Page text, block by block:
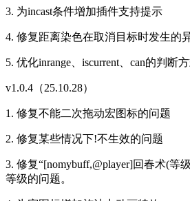
3. 为incast条件增加插件支持提示
4. 修复距离染色在取消目标时发生的
5. 优化inrange、iscurrent、can的判断
v1.0.4（25.10.28）
1. 修复不能二次拖动宏图标的问题
2. 修复某些情况下!不生效的问题
3. 修复“[nomybuff,@player]回春术(等
等级的问题。